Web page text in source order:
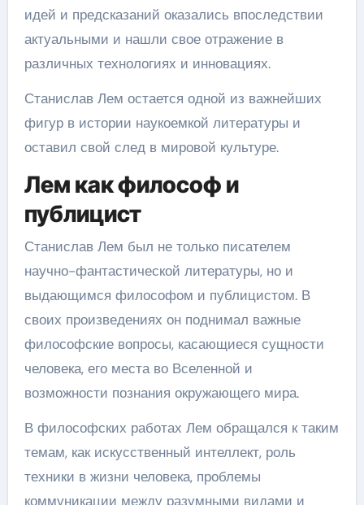
идей и предсказаний оказались впоследствии
актуальными и нашли свое отражение в
различных технологиях и инновациях.
Станислав Лем остается одной из важнейших
фигур в истории наукоемкой литературы и
оставил свой след в мировой культуре.
Лем как философ и
публицист
Станислав Лем был не только писателем
научно-фантастической литературы, но и
выдающимся философом и публицистом. В
своих произведениях он поднимал важные
философские вопросы, касающиеся сущности
человека, его места во Вселенной и
возможности познания окружающего мира.
В философских работах Лем обращался к таким
темам, как искусственный интеллект, роль
техники в жизни человека, проблемы
коммуникации между разумными видами и